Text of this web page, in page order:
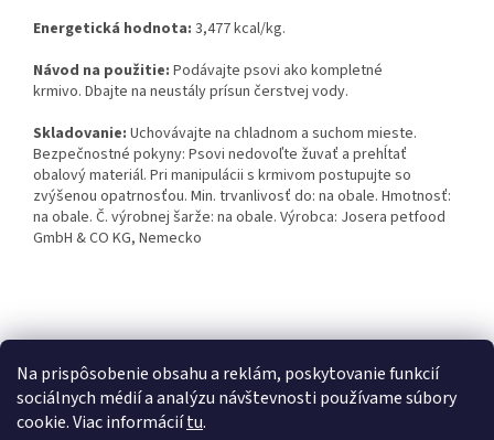
Na prispôsobenie obsahu a reklám, poskytovanie funkcií
sociálnych médií a analýzu návštevnosti používame súbory
cookie. Viac informáciítu.
Energetická hodnota: 3,477 kcal/kg.
Návod na použitie: Podávajte psovi ako kompletné
krmivo. Dbajte na neustály prísun čerstvej vody.
Skladovanie: Uchovávajte na chladnom a suchom mieste.
Bezpečnostné pokyny: Psovi nedovoľte žuvať a prehĺtať
obalový materiál. Pri manipulácii s krmivom postupujte so
zvýšenou opatrnosťou. Min. trvanlivosť do: na obale. Hmotnosť:
na obale. Č. výrobnej šarže: na obale. Výrobca: Josera petfood
GmbH & CO KG, Nemecko
á